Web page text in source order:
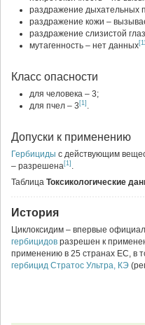
раздражение дыхательных
раздражение кожи –
раздражение слизистой
мутагенность – нет данных
Класс опасности
для человека – 3;
для пчел – 3 [1] .
Допуски к применению
Гербициды с действующим
– разрешена[1] .
Таблица Токсикологические
История
Циклоксидим – впервые
гербицидов разрешен к
применению в 25 странах ЕС, в
гербицид Стратос Ультра, КЭ